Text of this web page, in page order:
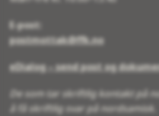
E-post:
postmottak@ffk.no
eDialog – send post og
De som tar skriftlig kontakt på
å få skriftlig svar på nordsamisk.